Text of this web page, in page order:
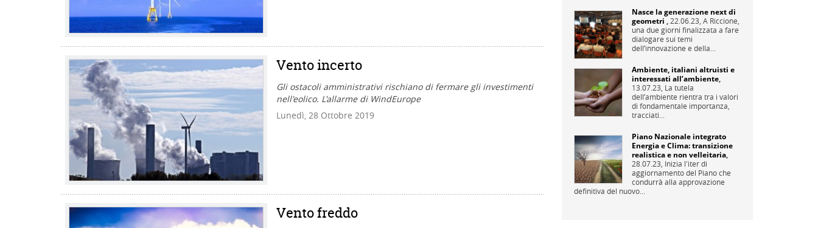
Vento incerto
Gli ostacoli amministrativi rischiano di fermare gli investimenti
nell'eolico. L'allarme di WindEurope
Lunedì, 28 Ottobre 2019
Vento freddo
Nasce la generazione next di
geometri , 22.06.23, A Riccione,
una due giorni finalizzata a fare
dialogare sui temi
dell’innovazione e della...
Ambiente, italiani altruisti e
interessati all’ambiente,
13.07.23, La tutela
dell’ambiente rientra tra i valori
di fondamentale importanza,
tracciati...
Piano Nazionale integrato
Energia e Clima: transizione
realistica e non velleitaria,
28.07.23, Inizia l'iter di
aggiornamento del Piano che
condurrà alla approvazione
definitiva del nuovo...